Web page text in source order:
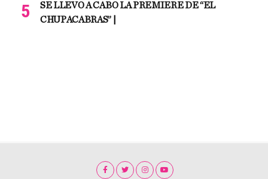
SE LLEVO A CABO LA PREMIERE DE “EL
CHUPACABRAS” |